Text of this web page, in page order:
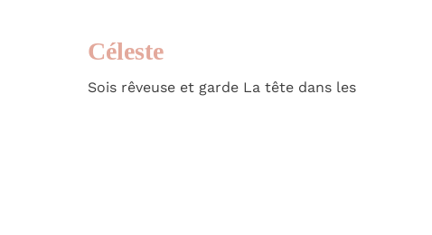
Céleste
Sois rêveuse et garde La tête dans les